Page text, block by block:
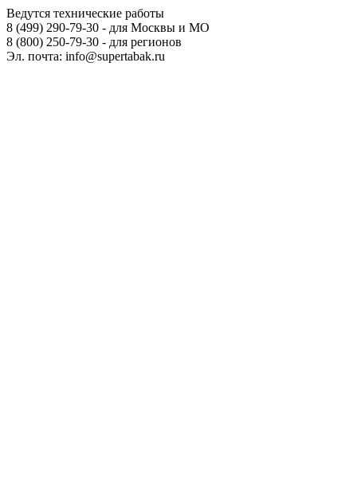
Ведутся технические работы
8 (499) 290-79-30 - для Москвы и МО
8 (800) 250-79-30 - для регионов
Эл. почта: info@supertabak.ru